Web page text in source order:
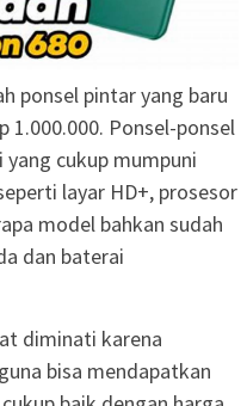
ponsel pintar yang baru
1.000.000. Ponsel-ponsel
cukup mumpuni
layar HD+, prosesor
model bahkan sudah
dan baterai
diminati karena
bisa mendapatkan